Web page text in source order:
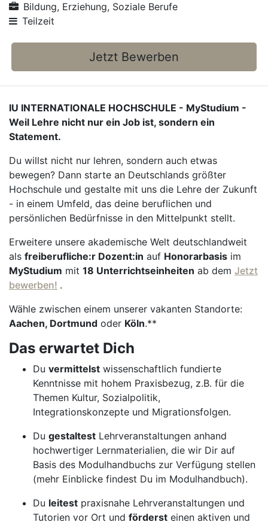
Bildung, Erziehung, Soziale Berufe
Teilzeit
Jetzt Bewerben
IU INTERNATIONALE HOCHSCHULE - MyStudium -
Weil Lehre nicht nur ein Job ist, sondern ein
Statement.
Du willst nicht nur lehren, sondern auch etwas
bewegen? Dann starte an Deutschlands größter
Hochschule und gestalte mit uns die Lehre der Zukunft
- in einem Umfeld, das deine beruflichen und
persönlichen Bedürfnisse in den Mittelpunkt stellt.
Erweitere unsere akademische Welt deutschlandweit
als freiberufliche:r Dozent:in auf Honorarbasis im
MyStudium mit 18 Unterrichtseinheiten ab dem Jetzt
bewerben! .
Wähle zwischen einem unserer vakanten Standorte:
Aachen, Dortmund oder Köln.**
Das erwartet Dich
Du vermittelst wissenschaftlich fundierte
Kenntnisse mit hohem Praxisbezug, z.B. für die
Themen Kultur, Sozialpolitik,
Integrationskonzepte und Migrationsfolgen.
Du gestaltest Lehrveranstaltungen anhand
hochwertiger Lernmaterialien, die wir Dir auf
Basis des Modulhandbuchs zur Verfügung stellen
(mehr Einblicke findest Du im Modulhandbuch).
Du leitest praxisnahe Lehrveranstaltungen und
Tutorien vor Ort und förderst einen aktiven und